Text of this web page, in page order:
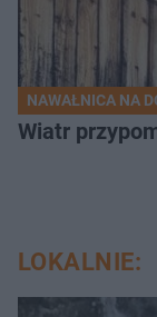
NAWAŁNICA NA
Wiatr
LOKALNIE: